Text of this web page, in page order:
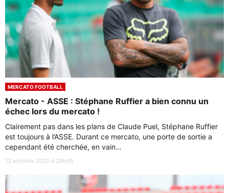
MERCATO FOOTBALL
Mercato - ASSE : Stéphane Ruffier a bien connu un
échec lors du mercato !
Clairement pas dans les plans de Claude Puel, Stéphane Ruffier
est toujours à l’ASSE. Durant ce mercato, une porte de sortie a
cependant été cherchée, en vain…
13 octobre 2020 à 20h45